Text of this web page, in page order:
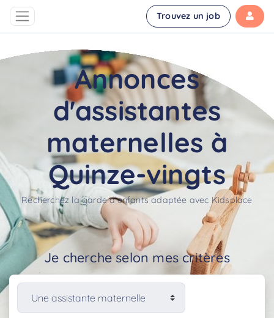
Trouvez un job
Annonces
d'assistantes
maternelles à
Quinze-vingts
Recherchez la garde d'enfants adaptée avec Kidsplace
Je cherche selon mes critères